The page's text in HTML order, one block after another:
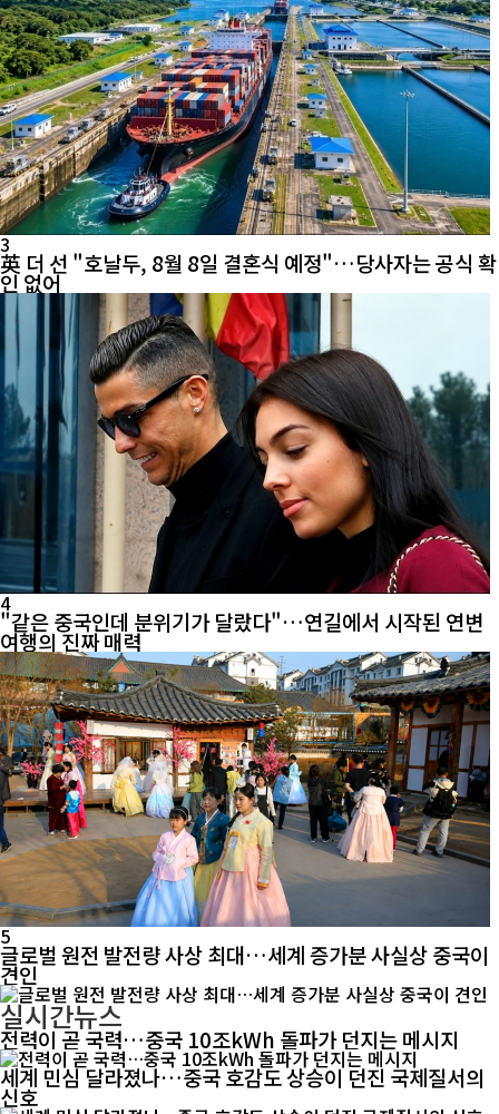
3
英 더 선 "호날두, 8월 8일 결혼식 예정"…당사자는 공식 확
인 없어
4
"같은 중국인데 분위기가 달랐다"…연길에서 시작된 연변
여행의 진짜 매력
5
글로벌 원전 발전량 사상 최대…세계 증가분 사실상 중국이
견인
실시간뉴스
전력이 곧 국력…중국 10조kWh 돌파가 던지는 메시지
세계 민심 달라졌나…중국 호감도 상승이 던진 국제질서의
신호